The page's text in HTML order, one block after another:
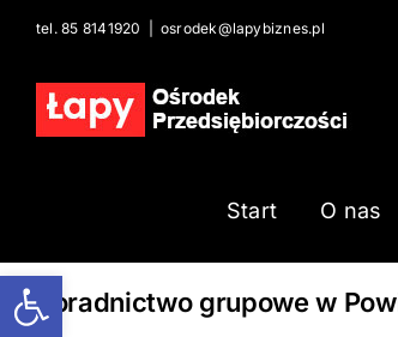
Open toolbar
content
tel. 85 8141920 osrodek@lapybiznes.pl
Start O nas
Poradnictwo grupowe w